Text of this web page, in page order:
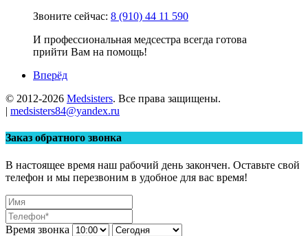
Звоните сейчас: 8 (910) 44 11 590
И профессиональная медсестра всегда готова
прийти Вам на помощь!
Вперёд
© 2012-2026 Medsisters. Все права защищены.
| medsisters84@yandex.ru
Заказ обратного звонка
В настоящее время наш рабочий день закончен. Оставьте свой
телефон и мы перезвоним в удобное для вас время!
Время звонка